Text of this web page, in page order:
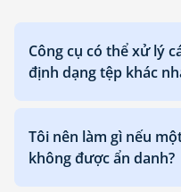
Công cụ có thể xử lý
định dạng tệp khác
Tôi nên làm gì nếu
không được ẩn danh?